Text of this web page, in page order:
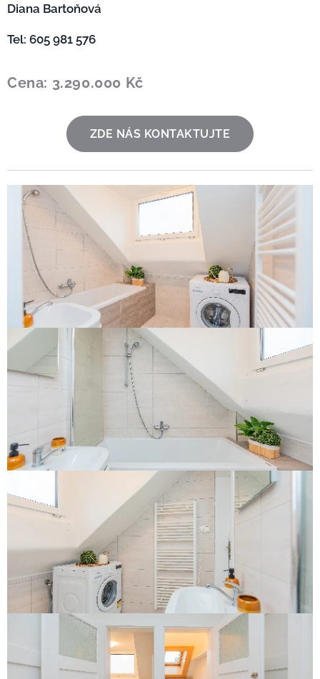
Diana Bartoňová
Tel: 605 981 576
Cena: 3.290.000 Kč
ZDE NÁS KONTAKTUJTE